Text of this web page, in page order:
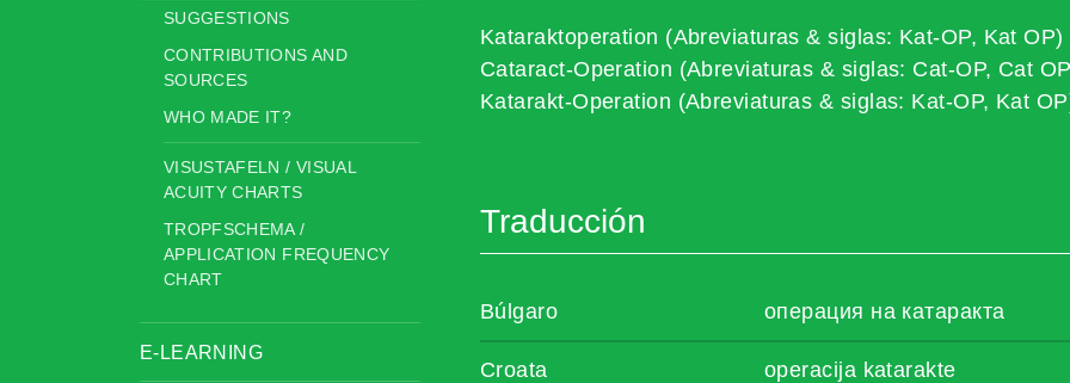
SUGGESTIONS
CONTRIBUTIONS AND
SOURCES
WHO MADE IT?
VISUSTAFELN / VISUAL
ACUITY CHARTS
TROPFSCHEMA /
APPLICATION FREQUENCY
CHART
E-LEARNING
Kataraktoperation (Abreviaturas & siglas: Kat-OP, Kat OP)
Cataract-Operation (Abreviaturas & siglas: Cat-OP, Cat
Katarakt-Operation (Abreviaturas & siglas: Kat-OP, Kat
Traducción
Búlgaro операция на катаракта
Croata operacija katarakte